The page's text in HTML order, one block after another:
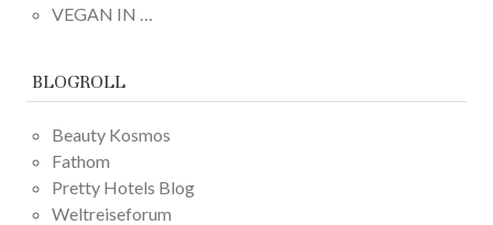
VEGAN IN …
BLOGROLL
Beauty Kosmos
Fathom
Pretty Hotels Blog
Weltreiseforum